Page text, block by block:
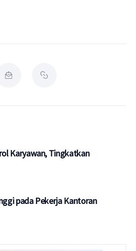
Karyawan, Tingkatkan
pada Pekerja Kantoran